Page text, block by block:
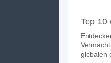
Das Spiel
Wer ist
Palencia
Top 10
globalen